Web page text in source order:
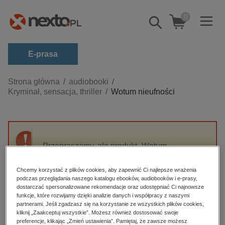
Pokaż/schowaj
wyszukiwarkę
0
E-prasa
Kategorie
Zobacz wszystkie E-prasa
budownictwo, aranżacja wnętrz
darmowe wydania
edukacja
hobby, sport, rozrywka
komputery, internet, technologie, informatyka
Strona główna
audiobooki
Kryminał, sensacja, thriller
Wotum nieufności
Przepraszamy, ale produkt „Wotum
High-contrast mode
Polecane
Chcemy korzystać z plików cookies, aby zapewnić Ci najlepsze wrażenia
podczas przeglądania naszego katalogu ebooków, audiobooków i e-prasy,
dostarczać spersonalizowane rekomendacje oraz udostępniać Ci najnowsze
funkcje, które rozwijamy dzięki analizie danych i współpracy z naszymi
partnerami. Jeśli zgadzasz się na korzystanie ze wszystkich plików cookies,
kliknij „Zaakceptuj wszystkie”. Możesz również dostosować swoje
preferencje, klikając „Zmień ustawienia”. Pamiętaj, że zawsze możesz